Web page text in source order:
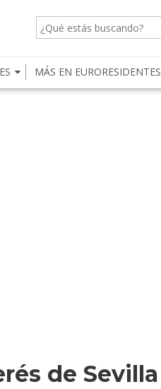
MÁS EN EURORESIDENTES
de Sevilla